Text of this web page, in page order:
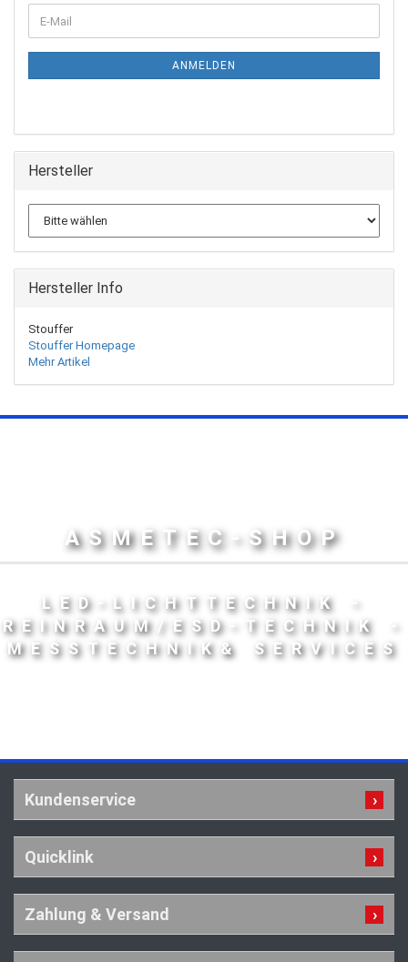
ANMELDEN
Hersteller
Hersteller Info
Stouffer
Stouffer Homepage
Mehr Artikel
ASMETEC-SHOP
LED-LICHTTECHNIK -
REINRAUM/ESD-TECHNIK -
MESSTECHNIK& SERVICES
Kundenservice
Quicklink
Zahlung & Versand